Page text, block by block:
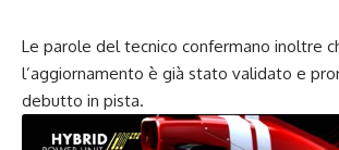
Le parole del tecnico confermano inoltre
l’aggiornamento è già stato validato e
debutto in pista.